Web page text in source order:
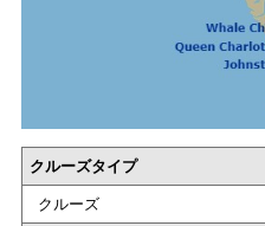
クルーズタイプ
クルーズ